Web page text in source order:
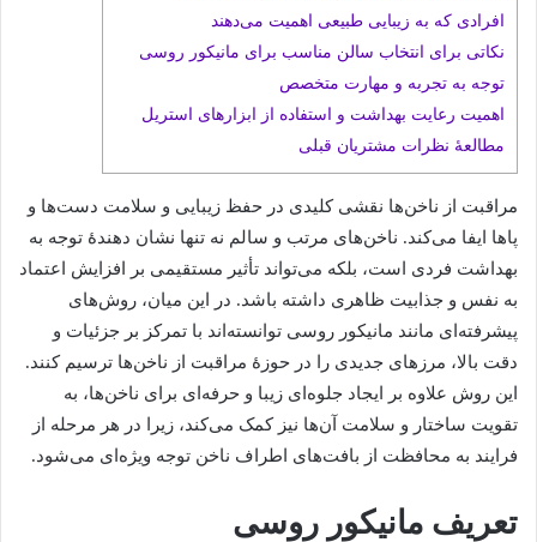
افرادی که به زیبایی طبیعی اهمیت می‌دهند
نکاتی برای انتخاب سالن مناسب برای مانیکور روسی
توجه به تجربه و مهارت متخصص
اهمیت رعایت بهداشت و استفاده از ابزارهای استریل
مطالعۀ نظرات مشتریان قبلی
مراقبت از ناخن‌ها نقشی کلیدی در حفظ زیبایی و سلامت دست‌ها و
پاها ایفا می‌کند. ناخن‌های مرتب و سالم نه تنها نشان دهندۀ توجه به
بهداشت فردی است، بلکه می‌تواند تأثیر مستقیمی بر افزایش اعتماد
به نفس و جذابیت ظاهری داشته باشد. در این میان، روش‌های
پیشرفته‌ای مانند مانیکور روسی توانسته‌اند با تمرکز بر جزئیات و
دقت بالا، مرزهای جدیدی را در حوزۀ مراقبت از ناخن‌ها ترسیم کنند.
این روش علاوه بر ایجاد جلوه‌ای زیبا و حرفه‌ای برای ناخن‌ها، به
تقویت ساختار و سلامت آن‌ها نیز کمک می‌کند، زیرا در هر مرحله از
فرایند به محافظت از بافت‌های اطراف ناخن توجه ویژه‌ای می‌شود.
تعریف مانیکور روسی